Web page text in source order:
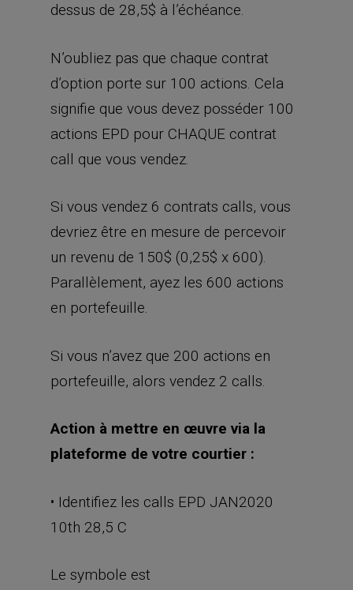
dessus de 28,5$ à l’échéance.
N’oubliez pas que chaque contrat
d’option porte sur 100 actions. Cela
signifie que vous devez posséder 100
actions EPD pour CHAQUE contrat
call que vous vendez.
Si vous vendez 6 contrats calls, vous
devriez être en mesure de percevoir
un revenu de 150$ (0,25$ x 600).
Parallèlement, ayez les 600 actions
en portefeuille.
Si vous n’avez que 200 actions en
portefeuille, alors vendez 2 calls.
Action à mettre en œuvre via la
plateforme de votre courtier :
• Identifiez les calls EPD JAN2020
10th 28,5 C
Le symbole est